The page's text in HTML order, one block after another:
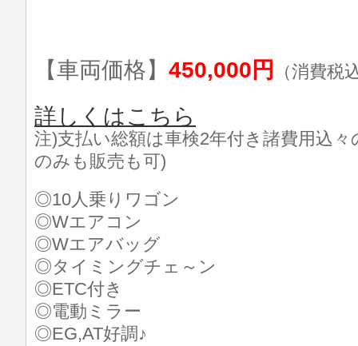
【車両価格】 450,000円 （消費税
詳しくはこちら
注)支払い総額は車検2年付き諸費用込
のみも販売も可)
◎10人乗りワゴン
◎Wエアコン
◎Wエアバッグ
◎タイミングチェ～ン
◎ETC付き
◎電動ミラー
◎EG,AT好調♪